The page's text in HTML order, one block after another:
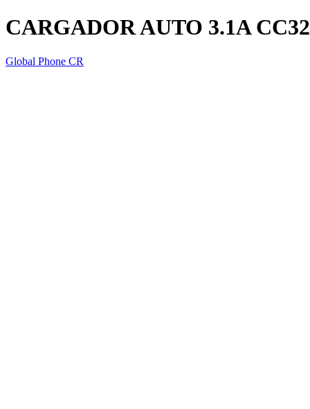
CARGADOR AUTO 3.1A CC32
Global Phone CR